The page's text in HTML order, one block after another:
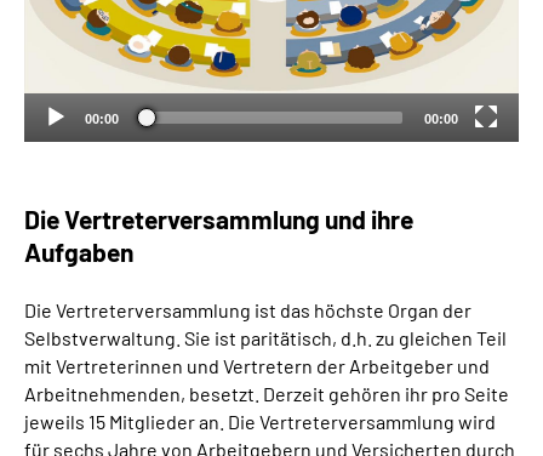
00:00 00:00
Die Vertreter­versammlung und ihre
Aufgaben
Die Vertreterversammlung ist das höchste Organ der
Selbstverwaltung. Sie ist paritätisch, d.h. zu gleichen Teil
mit Vertreterinnen und Vertretern der Arbeitgeber und
Arbeitnehmenden, besetzt. Derzeit gehören ihr pro Seite
jeweils 15 Mitglieder an. Die Vertreterversammlung wird
für sechs Jahre von Arbeitgebern und Versicherten durch